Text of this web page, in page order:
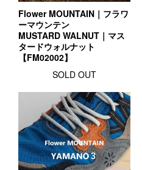
Flower MOUNTAIN｜フラワ
ーマウンテン
MUSTARD WALNUT｜マス
タードウォルナット
【FM02002】
SOLD OUT